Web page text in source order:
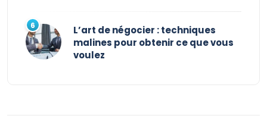
L’art de négocier : techniques
malines pour obtenir ce que vous
voulez